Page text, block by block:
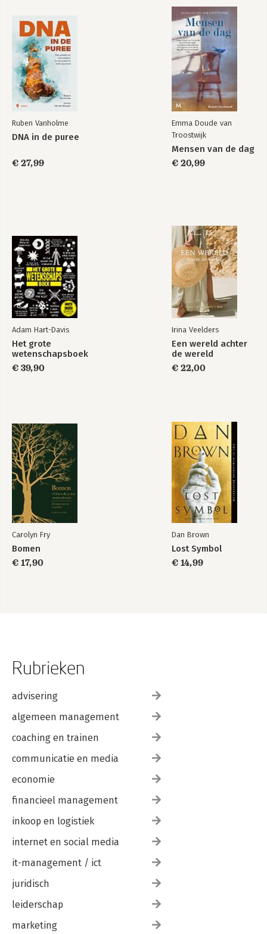
Het ondiepe Het ondiepe
Bekijk alle boeken
Ruben Vanholme
DNA in de puree
€ 27,99
Emma Doude van
Troostwijk
Mensen van de dag
€ 20,99
Adam Hart-Davis
Het grote
wetenschapsboek
€ 39,90
Irina Veelders
Een wereld achter
de wereld
€ 22,00
Carolyn Fry
Bomen
€ 17,90
Dan Brown
Lost Symbol
€ 14,99
Rubrieken
advisering
algemeen management
coaching en trainen
communicatie en media
economie
financieel management
inkoop en logistiek
internet en social media
it-management / ict
juridisch
leiderschap
marketing